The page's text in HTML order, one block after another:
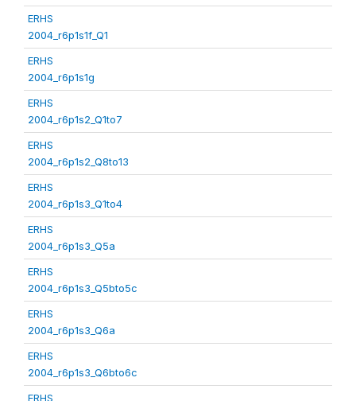
ERHS
2004_r6p1s1f_Q1
ERHS
2004_r6p1s1g
ERHS
2004_r6p1s2_Q1to7
ERHS
2004_r6p1s2_Q8to13
ERHS
2004_r6p1s3_Q1to4
ERHS
2004_r6p1s3_Q5a
ERHS
2004_r6p1s3_Q5bto5c
ERHS
2004_r6p1s3_Q6a
ERHS
2004_r6p1s3_Q6bto6c
ERHS